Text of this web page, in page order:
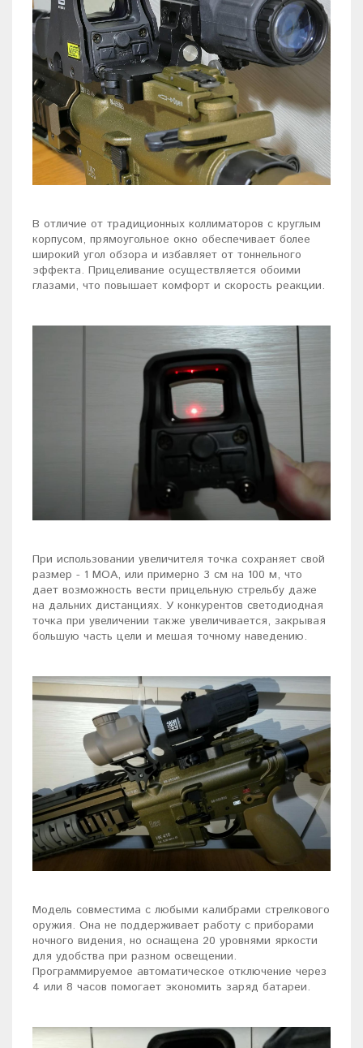
В отличие от традиционных коллиматоров с круглым
корпусом, прямоугольное окно обеспечивает более
широкий угол обзора и избавляет от тоннельного
эффекта. Прицеливание осуществляется обоими
глазами, что повышает комфорт и скорость реакции.
При использовании увеличителя точка сохраняет свой
размер - 1 МОА, или примерно 3 см на 100 м, что
дает возможность вести прицельную стрельбу даже
на дальних дистанциях. У конкурентов светодиодная
точка при увеличении также увеличивается, закрывая
большую часть цели и мешая точному наведению.
Модель совместима с любыми калибрами стрелкового
оружия. Она не поддерживает работу с приборами
ночного видения, но оснащена 20 уровнями яркости
для удобства при разном освещении.
Программируемое автоматическое отключение через
4 или 8 часов помогает экономить заряд батареи.